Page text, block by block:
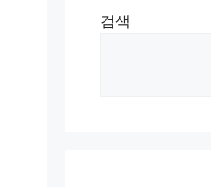
검색